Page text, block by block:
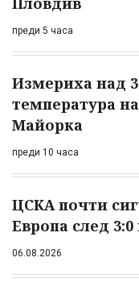
преди 5 часа
Измериха над
температура
Майорка
преди 10 часа
ЦСКА почти
Европа след
06.08.2026